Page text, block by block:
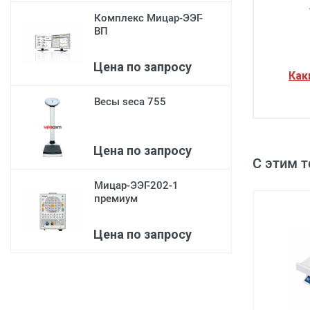
Комплекс Мицар-ЭЭГ-
ВП
Цена по запросу
Весы seca 755
Цена по запросу
Мицар-ЭЭГ-202-1
премиум
Цена по запросу
С этим